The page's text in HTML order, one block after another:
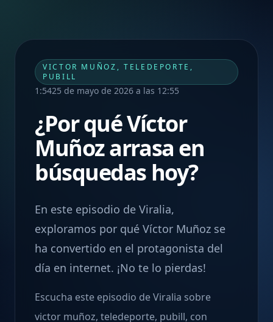
VICTOR MUÑOZ, TELEDEPORTE,
PUBILL
1:5425 de mayo de 2026 a las 12:55
¿Por qué Víctor
Muñoz arrasa en
búsquedas hoy?
En este episodio de Viralia,
exploramos por qué Víctor Muñoz se
ha convertido en el protagonista del
día en internet. ¡No te lo pierdas!
Escucha este episodio de Viralia sobre
victor muñoz, teledeporte, pubill, con